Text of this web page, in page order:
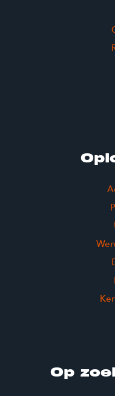
Op